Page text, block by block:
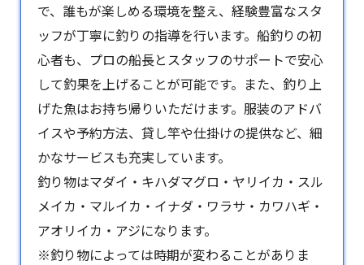
で、誰もが楽しめる環境を整え、経験豊富なスタ
ッフが丁寧に釣りの指導を行います。船釣りの初
心者も、プロの船長とスタッフのサポートで安心
して釣果を上げることが可能です。また、釣り上
げた魚はお持ち帰りいただけます。服装のアドバ
イスや予約方法、貸し竿や仕掛けの提供など、細
かなサービスも充実しています。
釣り物はマダイ・キハダマグロ・ヤリイカ・スル
メイカ・マルイカ・イナダ・ワラサ・カワハギ・
アオリイカ・アジになります。
※釣り物によっては時期が変わることがありま